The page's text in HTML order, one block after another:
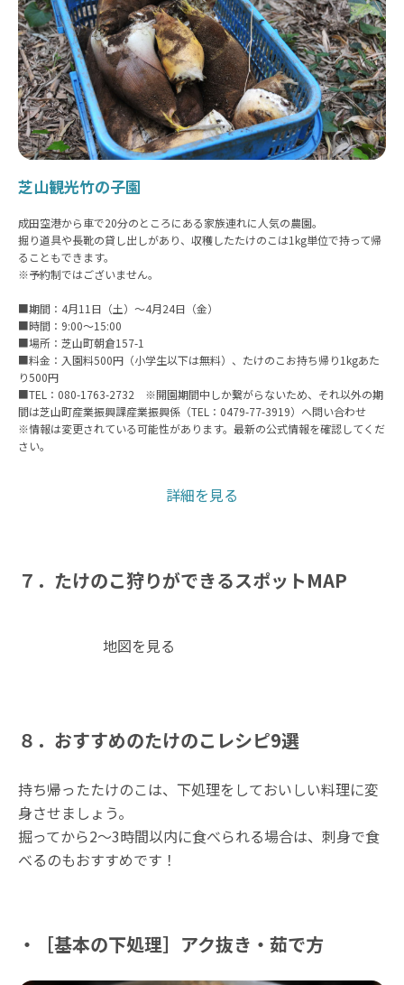
芝山観光竹の子園
成田空港から車で20分のところにある家族連れに人気の農園。
掘り道具や長靴の貸し出しがあり、収穫したたけのこは1kg単位で持って帰
ることもできます。
※予約制ではございません。
■期間：4月11日（土）〜4月24日（金）
■時間：9:00〜15:00
■場所：芝山町朝倉157-1
■料金：入園料500円（小学生以下は無料）、たけのこお持ち帰り1kgあた
り500円
■TEL：080-1763-2732 ※開園期間中しか繋がらないため、それ以外の期
間は芝山町産業振興課産業振興係（TEL：0479-77-3919）へ問い合わせ
※情報は変更されている可能性があります。最新の公式情報を確認してくだ
さい。
詳細を見る
７．たけのこ狩りができるスポットMAP
地図を見る
８．おすすめのたけのこレシピ9選
持ち帰ったたけのこは、下処理をしておいしい料理に変
身させましょう。
掘ってから2〜3時間以内に食べられる場合は、刺身で食
べるのもおすすめです！
・［基本の下処理］アク抜き・茹で方